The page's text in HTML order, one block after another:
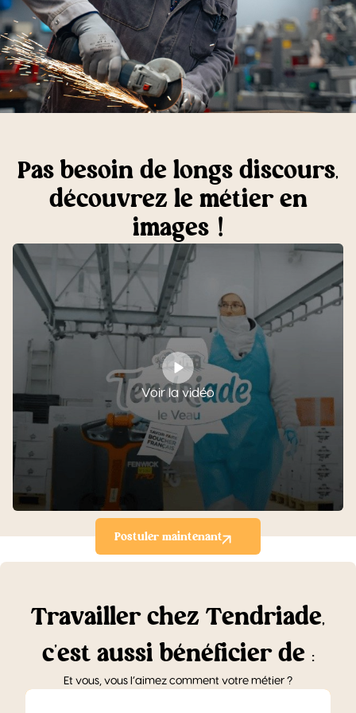
Pas besoin de longs discours,
découvrez le métier en
images !
Voir la vidéo
Postuler maintenant
TravaillerchezTendriade,
c’est aussi bénéficier de :
Et vous, vous l’aimez comment votre métier ?